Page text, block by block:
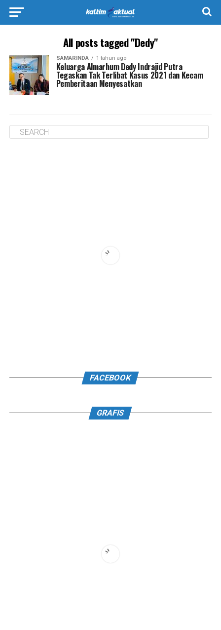
All posts tagged "Dedy"
SAMARINDA 1 tahun ago
Keluarga Almarhum Dedy Indrajid Putra
Tegaskan Tak Terlibat Kasus 2021 dan Kecam
Pemberitaan Menyesatkan
FACEBOOK
GRAFIS